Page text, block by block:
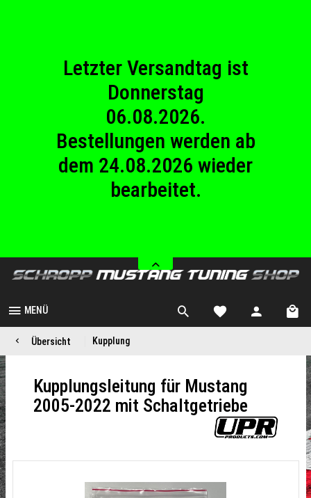
Letzter Versandtag ist
Donnerstag
06.08.2026.
Bestellungen werden ab
dem 24.08.2026 wieder
bearbeitet.
23.08.2026
Betriebsferien.
MENÜ
Übersicht Kupplung
Kupplungsleitung für Mustang
2005-2022 mit Schaltgetriebe